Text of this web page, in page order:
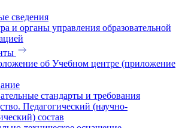
сведения
и органы управления образовательной
об Учебном центре (приложение
стандарты и требования
Педагогический (научно-
состав